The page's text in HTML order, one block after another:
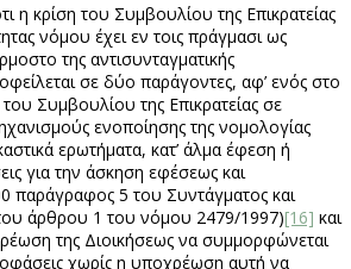
η κρίση του Συμβουλίου της Επικρατείας
νόμου έχει εν τοις πράγμασι ως
της αντισυνταγματικής
σε δύο παράγοντες, αφ’ ενός στο
Συμβουλίου της Επικρατείας σε
ενοποίησης της νομολογίας
ερωτήματα, κατ’ άλμα έφεση ή
για την άσκηση εφέσεως και
παράγραφος 5 του Συντάγματος και
άρθρου 1 του νόμου 2479/1997)[16] και
της Διοικήσεως να συμμορφώνεται
χωρίς η υποχρέωση αυτή να